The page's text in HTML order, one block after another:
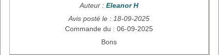
Auteur : Eleanor H
Avis posté le : 18-09-2025
Commande du : 06-09-2025
Bons